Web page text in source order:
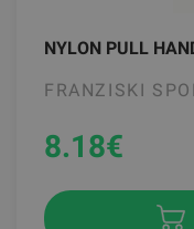
NYLON PULL
FRANZISKI
8.18€